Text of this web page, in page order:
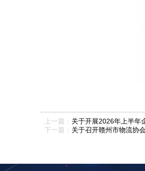
上一篇： 关于开展2026年上半年
下一篇： 关于召开赣州市物流协